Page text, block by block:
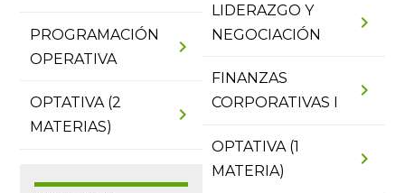
PROGRAMACIÓN
OPERATIVA
chevron_right
OPTATIVA (2
MATERIAS)
chevron_right
LIDERAZGO Y
NEGOCIACIÓN
chevron_right
FINANZAS
CORPORATIVAS I
chevron_right
OPTATIVA (1
MATERIA)
chevron_right